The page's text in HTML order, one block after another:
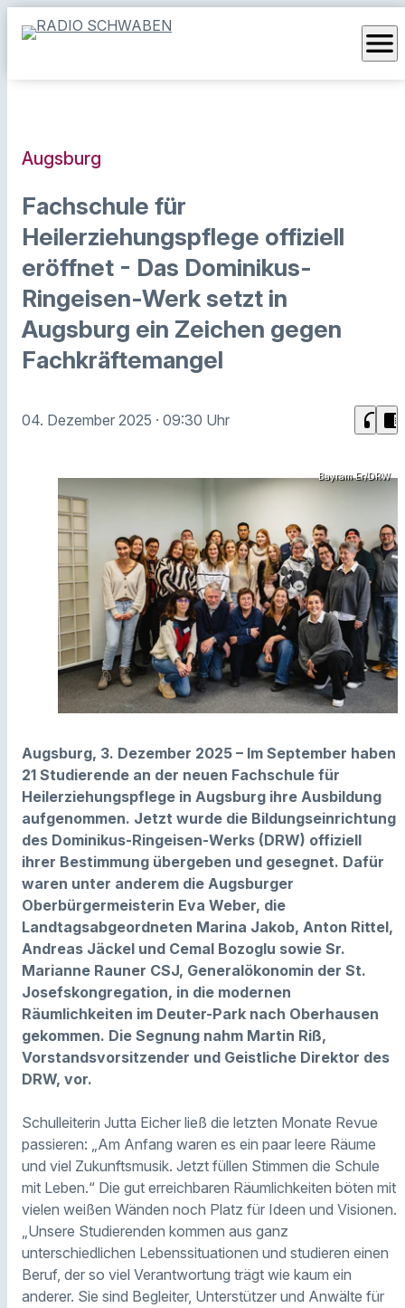
menu
Augsburg
Fachschule für
Heilerziehungspflege offiziell
eröffnet - Das Dominikus-
Ringeisen-Werk setzt in
Augsburg ein Zeichen gegen
Fachkräftemangel
04. Dezember 2025 · 09:30 Uhr headphones chrome_reader_mode
Bayram Er/DRW
Augsburg, 3. Dezember 2025 – Im September haben
21 Studierende an der neuen Fachschule für
Heilerziehungspflege in Augsburg ihre Ausbildung
aufgenommen. Jetzt wurde die Bildungseinrichtung
des Dominikus-Ringeisen-Werks (DRW) offiziell
ihrer Bestimmung übergeben und gesegnet. Dafür
waren unter anderem die Augsburger
Oberbürgermeisterin Eva Weber, die
Landtagsabgeordneten Marina Jakob, Anton Rittel,
Andreas Jäckel und Cemal Bozoglu sowie Sr.
Marianne Rauner CSJ, Generalökonomin der St.
Josefskongregation, in die modernen
Räumlichkeiten im Deuter-Park nach Oberhausen
gekommen. Die Segnung nahm Martin Riß,
Vorstandsvorsitzender und Geistliche Direktor des
DRW, vor.
Schulleiterin Jutta Eicher ließ die letzten Monate Revue
passieren: „Am Anfang waren es ein paar leere Räume
und viel Zukunftsmusik. Jetzt füllen Stimmen die Schule
mit Leben.“ Die gut erreichbaren Räumlichkeiten böten mit
vielen weißen Wänden noch Platz für Ideen und Visionen.
„Unsere Studierenden kommen aus ganz
unterschiedlichen Lebenssituationen und studieren einen
Beruf, der so viel Verantwortung trägt wie kaum ein
anderer. Sie sind Begleiter, Unterstützer und Anwälte für